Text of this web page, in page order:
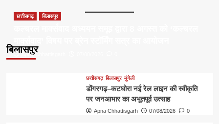
बिलासपुर
छत्तीसगढ़ बिलासपुर
Apna Chhattisgarh
छत्तीसगढ़ बिलासपुर मुंगेली
डोंगरगढ़–कटघोरा नई रेल लाइन की स्वीकृति
पर जनआभार का अभूतपूर्व उत्साह
Apna Chhattisgarh 07/08/2026 0